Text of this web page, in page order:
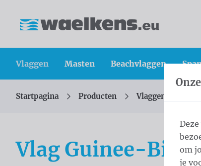
Vlaggen Masten Beachvlaggen
U bevindt zich hier:
Startpagina Producten Vlaggen
Vlag Guinee-
om
je